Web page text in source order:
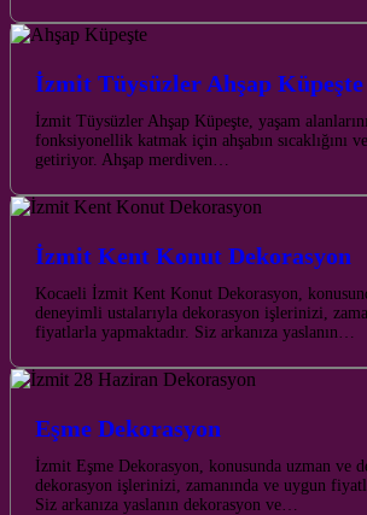
İzmit Tüysüzler Ahşap Küpeşte
İzmit Tüysüzler Ahşap Küpeşte, yaşam
fonksiyonellik katmak için ahşabın sıcaklığını
getiriyor. Ahşap merdiven…
İzmit Kent Konut Dekorasyon
Kocaeli İzmit Kent Konut Dekorasyon,
deneyimli ustalarıyla dekorasyon işlerinizi,
fiyatlarla yapmaktadır. Siz arkanıza yaslanın…
Eşme Dekorasyon
İzmit Eşme Dekorasyon, konusunda uzman ve
dekorasyon işlerinizi, zamanında ve uygun
Siz arkanıza yaslanın dekorasyon ve…